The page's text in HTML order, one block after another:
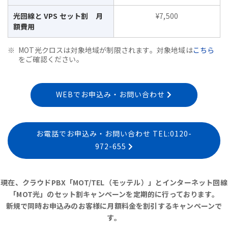
光回線と VPS セット割 月
額費用
¥7,500
MOT光クロスは対象地域が制限されます。対象地域はこちら
をご確認ください。
WEBでお申込み・お問い合わせ
お電話でお申込み・お問い合わせ TEL:0120-
972-655
現在、クラウドPBX「MOT/TEL（モッテル）」とインターネット回線
「MOT光」のセット割キャンペーンを定期的に行っております。
新規で同時お申込みのお客様に月額料金を割引するキャンペーンで
す。